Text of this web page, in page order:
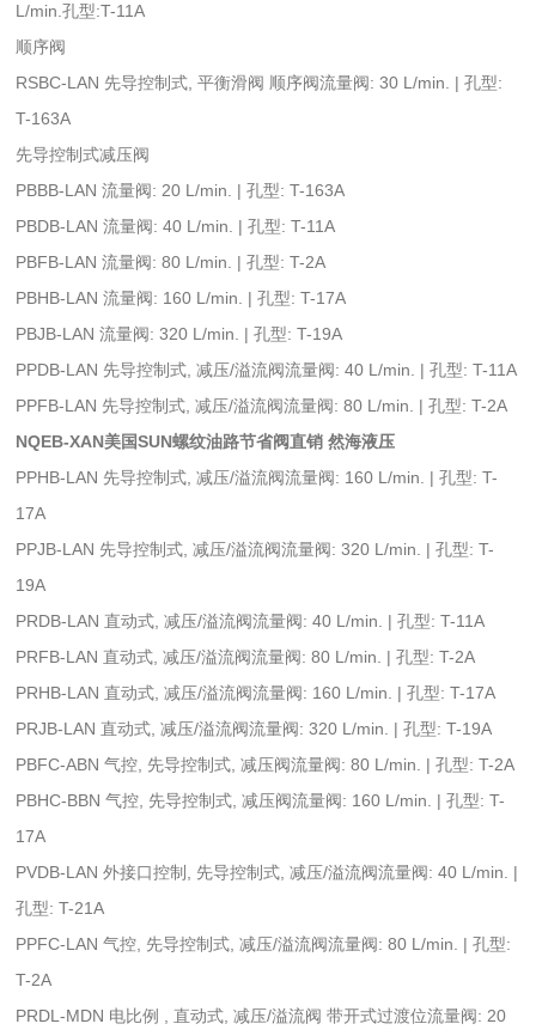
L/min.孔型:T-11A
顺序阀
RSBC-LAN 先导控制式, 平衡滑阀 顺序阀流量阀: 30 L/min. | 孔型:
T-163A
先导控制式减压阀
PBBB-LAN 流量阀: 20 L/min. | 孔型: T-163A
PBDB-LAN 流量阀: 40 L/min. | 孔型: T-11A
PBFB-LAN 流量阀: 80 L/min. | 孔型: T-2A
PBHB-LAN 流量阀: 160 L/min. | 孔型: T-17A
PBJB-LAN 流量阀: 320 L/min. | 孔型: T-19A
PPDB-LAN 先导控制式, 减压/溢流阀流量阀: 40 L/min. | 孔型: T-11A
PPFB-LAN 先导控制式, 减压/溢流阀流量阀: 80 L/min. | 孔型: T-2A
NQEB-XAN美国SUN螺纹油路节省阀直销 然海液压
PPHB-LAN 先导控制式, 减压/溢流阀流量阀: 160 L/min. | 孔型: T-
17A
PPJB-LAN 先导控制式, 减压/溢流阀流量阀: 320 L/min. | 孔型: T-
19A
PRDB-LAN 直动式, 减压/溢流阀流量阀: 40 L/min. | 孔型: T-11A
PRFB-LAN 直动式, 减压/溢流阀流量阀: 80 L/min. | 孔型: T-2A
PRHB-LAN 直动式, 减压/溢流阀流量阀: 160 L/min. | 孔型: T-17A
PRJB-LAN 直动式, 减压/溢流阀流量阀: 320 L/min. | 孔型: T-19A
PBFC-ABN 气控, 先导控制式, 减压阀流量阀: 80 L/min. | 孔型: T-2A
PBHC-BBN 气控, 先导控制式, 减压阀流量阀: 160 L/min. | 孔型: T-
17A
PVDB-LAN 外接口控制, 先导控制式, 减压/溢流阀流量阀: 40 L/min. |
孔型: T-21A
PPFC-LAN 气控, 先导控制式, 减压/溢流阀流量阀: 80 L/min. | 孔型:
T-2A
PRDL-MDN 电比例 , 直动式, 减压/溢流阀 带开式过渡位流量阀: 20